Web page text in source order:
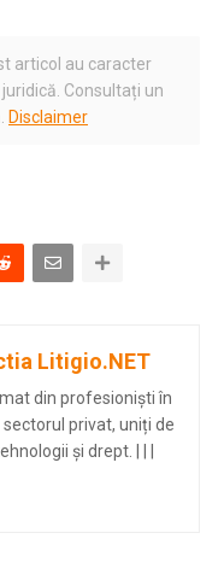
articol au caracter
Consultați un
Disclaimer
Litigio.NET
din profesioniști în
privat, uniți de
și drept. | | |